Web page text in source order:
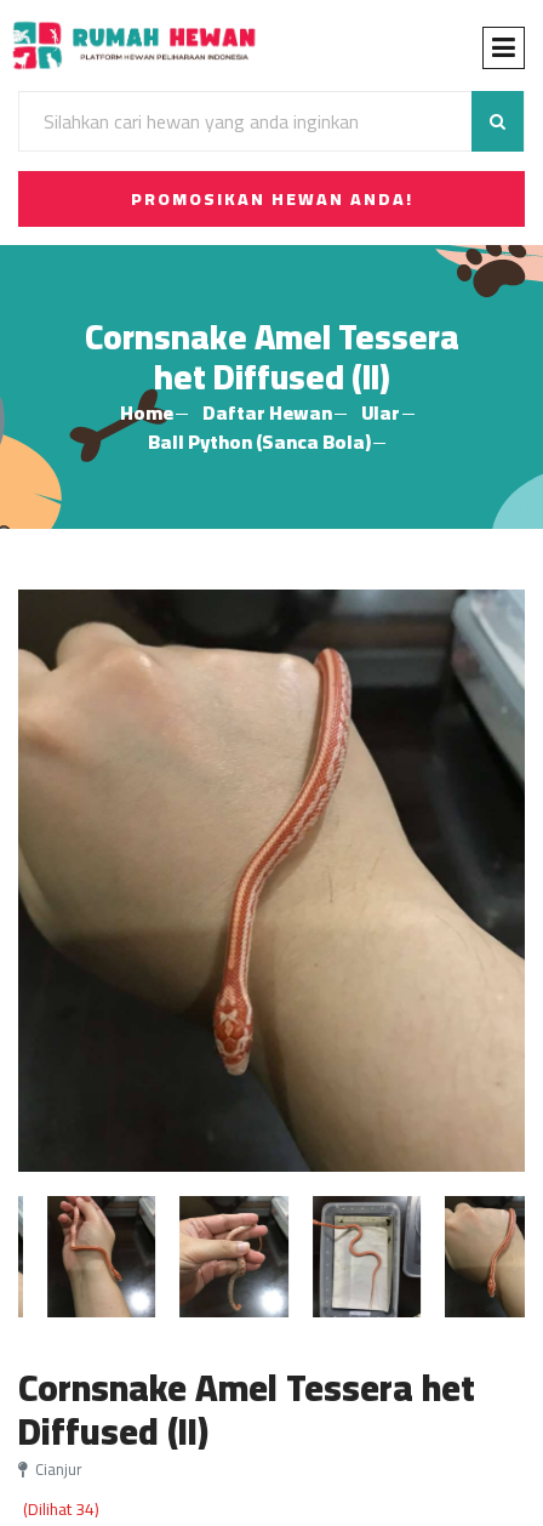
PROMOSIKAN HEWAN ANDA!
Cornsnake Amel Tessera
het Diffused (II)
Home Daftar Hewan
Ular
Ball Python (Sanca Bola)
Cornsnake Amel Tessera het
Diffused (II)
Cianjur
(Dilihat 34)